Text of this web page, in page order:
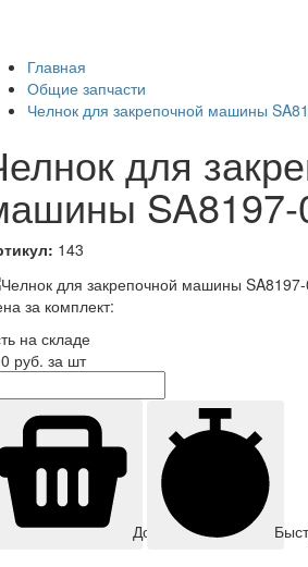
Главная
Общие запчасти
Челнок для закрепочной машины
для
SA8197-
143
за комплект:
на складе
руб. за шт
Добавить корзину